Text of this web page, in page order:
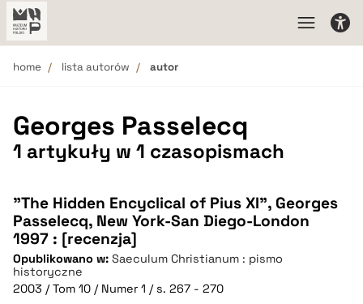
home lista autorów autor
Georges Passelecq
1 artykuły w 1 czasopismach
"The Hidden Encyclical of Pius XI", Georges
Passelecq, New York-San Diego-London
1997 : [recenzja]
Opublikowano w: Saeculum Christianum : pismo
historyczne
2003 / Tom 10 / Numer 1 / s. 267 - 270